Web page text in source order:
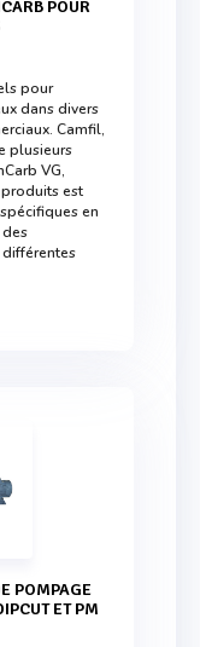
POUR
pour
dans divers
Camfil,
plusieurs
VG,
est
en
ET PM